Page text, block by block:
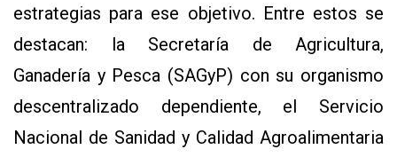
estrategias para ese objetivo. Entre estos se
destacan: la Secretaría de Agricultura,
Ganadería y Pesca (SAGyP) con su organismo
descentralizado dependiente, el Servicio
Nacional de Sanidad y Calidad Agroalimentaria